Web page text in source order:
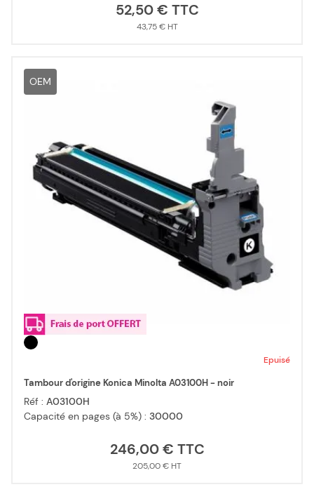
52,50 €
43,75 €
OEM
Epuisé
Tambour d'origine Konica Minolta A03100H - noir
Réf : A03100H
Capacité en pages (à 5%) : 30000
246,00 €
205,00 €